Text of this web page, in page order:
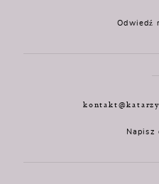
Odwiedź
Napisz